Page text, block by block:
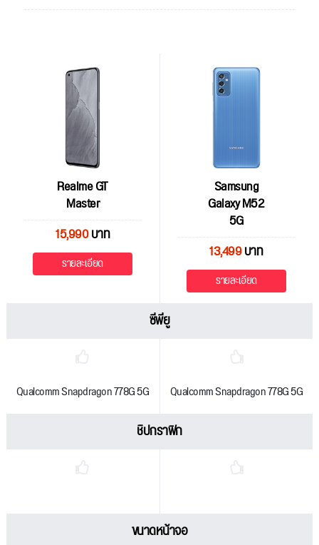
Realme GT
Master
15,990บาท
รายละเอียด
Samsung
Galaxy M52
5G
13,499บาท
รายละเอียด
ซีพียู
Qualcomm Snapdragon 778G 5G Qualcomm Snapdragon 778G 5G
ชิปกราฟิก
ขนาดหน้าจอ